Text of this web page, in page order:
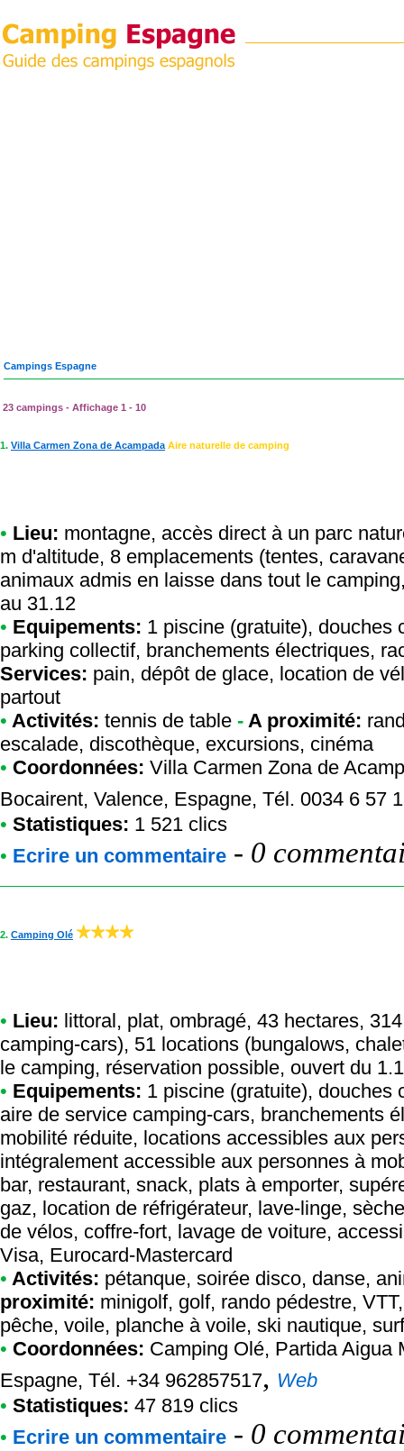
Campings Espagne
23 campings - Affichage 1 - 10
1. Villa Carmen Zona de Acampada Aire naturelle de camping
• Lieu: montagne, accès direct à un parc
m d'altitude, 8 emplacements (tentes,
animaux admis en laisse dans tout le
au 31.12
• Equipements: 1 piscine (gratuite), douches
parking collectif, branchements électriques,
Services: pain, dépôt de glace, location de
partout
• Activités: tennis de table - A proximité:
escalade, discothèque, excursions, cinéma
• Coordonnées: Villa Carmen Zona de
Bocairent, Valence, Espagne, Tél. 0034 6 57
• Statistiques: 1 521 clics
• Ecrire un commentaire - 0
2. Camping Olé
• Lieu: littoral, plat, ombragé, 43 hectares,
camping-cars), 51 locations (bungalows,
le camping, réservation possible, ouvert du
• Equipements: 1 piscine (gratuite), douches
aire de service camping-cars, branchements
mobilité réduite, locations accessibles aux
intégralement accessible aux personnes à
bar, restaurant, snack, plats à emporter,
gaz, location de réfrigérateur, lave-linge,
de vélos, coffre-fort, lavage de voiture,
Visa, Eurocard-Mastercard
• Activités: pétanque, soirée disco, danse,
proximité: minigolf, golf, rando pédestre,
pêche, voile, planche à voile, ski nautique,
• Coordonnées: Camping Olé, Partida Aigua
Espagne, Tél. +34 962857517, Web
• Statistiques: 47 819 clics
• Ecrire un commentaire - 0